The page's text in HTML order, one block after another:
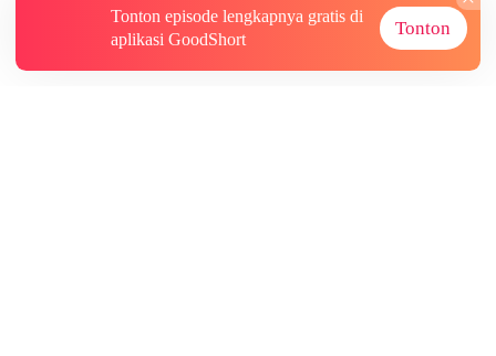
Tonton episode lengkapnya gratis di
aplikasi GoodShort
Tonton